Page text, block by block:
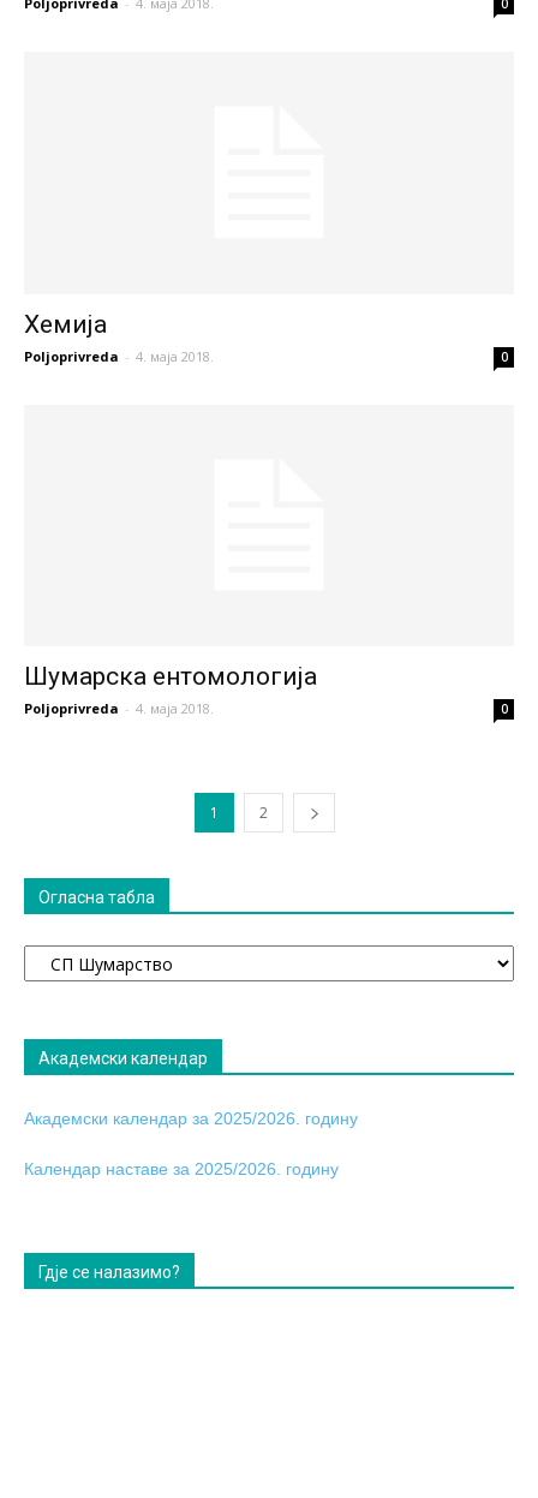
0
Хемија
Poljoprivreda - 4. маја 2018. 0
Шумарска ентомологија
Poljoprivreda - 4. маја 2018. 0
1 2
Огласна табла
Огласна
табла
Академски календар
Академски календар за 2025/2026. годину
Календар наставе за 2025/2026. годину
Гдје се налазимо?